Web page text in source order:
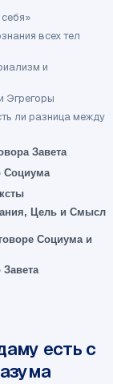
всех тел
и
Эгрегоры
ли разница между
Завета
Социума
Цель и Смысл
Социума и
есть с